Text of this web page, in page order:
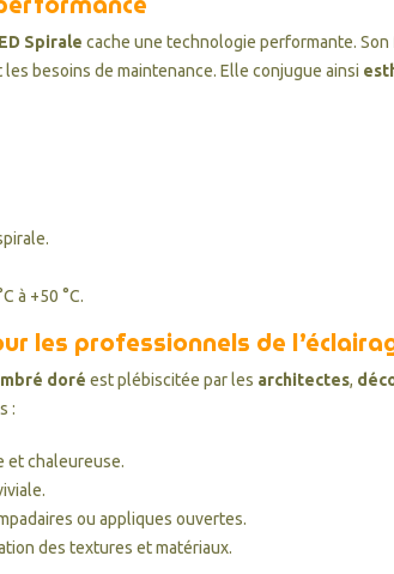
Spirale cache une technologie performante. Son
besoins de maintenance. Elle conjugue ainsi
à +50 °C.
les professionnels de
doré est plébiscitée par les architectes,
:
et chaleureuse.
ou appliques ouvertes.
des textures et matériaux.